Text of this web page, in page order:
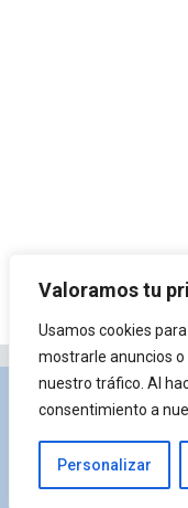
Valoramos tu
Usamos cookies
mostrarle anuncios
nuestro tráfico. Al
consentimiento a
Personalizar
Privacidad y
arquitectura
© 2026 Arkiplus